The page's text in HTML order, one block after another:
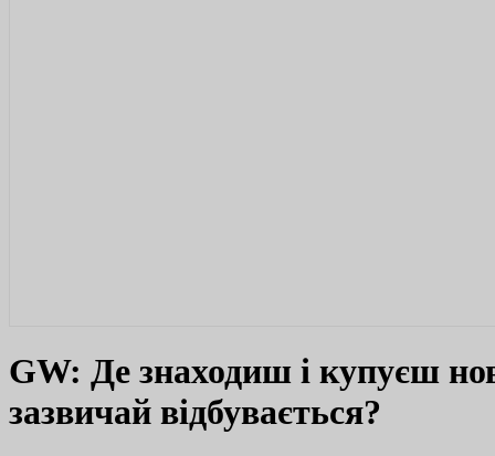
GW: Де знаходиш і купуєш
зазвичай відбувається?